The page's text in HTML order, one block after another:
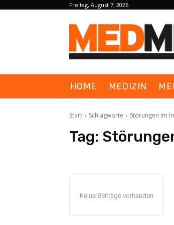
Freitag, August 7, 2026
HOME MEDIZIN
Start Schlagworte Störungen im
Tag:
Keine Beiträge vorhanden